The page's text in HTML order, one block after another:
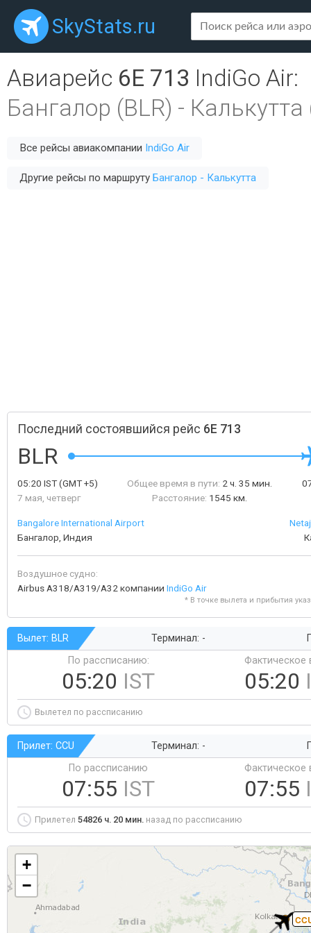
SkyStats.ru
Авиарейс 6E 713 IndiGo Air:
Бангалор (BLR) - Калькутта
Все рейсы авиакомпании IndiGo Air
Другие рейсы по маршруту Бангалор - Калькутта
Последний состоявшийся рейс 6E 713
BLR
05:20 IST(GMT +5)
7 мая, четверг
Общее время в пути: 2 ч. 35 мин.
Расстояние: 1545 км.
Bangalore International Airport
Бангалор, Индия
Воздушное судно:
Airbus A318/A319/A32 компании IndiGo Air
* В точке вылета и прибытия
Вылет: BLR Терминал: -
По рассписанию:
05:20 IST
Фактическое
05:20
Вылетел по рассписанию
Прилет: CCU Терминал: -
По рассписанию
07:55 IST
Фактическое
07:55
Прилетел 54826 ч. 20 мин. назад по рассписанию
+
−